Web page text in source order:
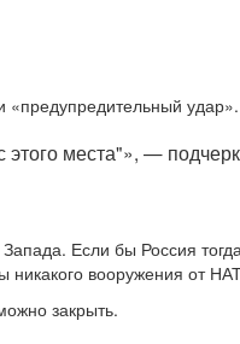
«предупредительный удар».
места"», —
Если бы Россия
никакого вооружения от
закрыть.